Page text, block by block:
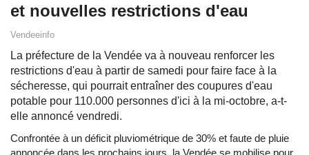
et nouvelles restrictions d'eau
Vendeeinfo
La préfecture de la Vendée va à nouveau renforcer les
restrictions d'eau à partir de samedi pour faire face à la
sécheresse, qui pourrait entraîner des coupures d'eau
potable pour 110.000 personnes d'ici à la mi-octobre, a-t-
elle annoncé vendredi.
Confrontée à un déficit pluviométrique de 30% et faute de pluie
annoncée dans les prochains jours, la Vendée se mobilise pour